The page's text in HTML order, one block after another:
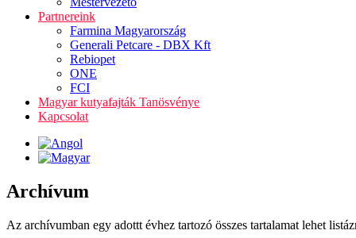
Partnereink
Farmina Magyarország
Generali Petcare - DBX Kft
Rebiopet
ONE
FCI
Magyar kutyafajták Tanösvénye
Kapcsolat
Archívum
Az archívumban egy adottt évhez tartozó összes tartalamat lehet